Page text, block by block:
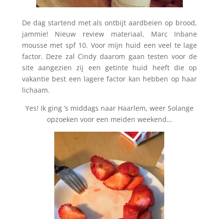
De dag startend met als ontbijt aardbeien op brood,
jammie! Nieuw review materiaal, Marc Inbane
mousse met spf 10. Voor mijn huid een veel te lage
factor. Deze zal Cindy daarom gaan testen voor de
site aangezien zij een getinte huid heeft die op
vakantie best een lagere factor kan hebben op haar
lichaam.
Yes! Ik ging ’s middags naar Haarlem, weer Solange
opzoeken voor een meiden weekend…